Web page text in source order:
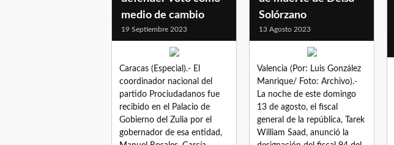
medio de cambio
19 Septiembre 2023
Caracas (Especial).- El
coordinador nacional del
partido Prociudadanos fue
recibido en el Palacio de
Gobierno del Zulia por el
gobernador de esa entidad,
Solórzano
13 Agosto 2023
Valencia (Por: Luis González
Manrique/ Foto: Archivo).-
La noche de este domingo
13 de agosto, el fiscal
general de la república, Tarek
William Saad, anunció la